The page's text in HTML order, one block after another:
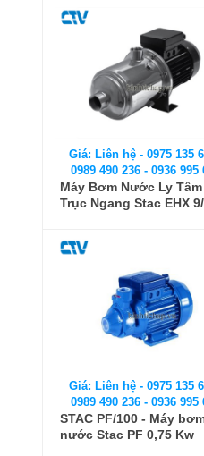
Giá: Liên hệ - 0975 135
0989 490 236 - 0936 995
Máy Bơm Nước Ly Tâm
Trục Ngang Stac EHX
Giá: Liên hệ - 0975 135
0989 490 236 - 0936 995
STAC PF/100 - Máy
nước Stac PF 0,75 Kw